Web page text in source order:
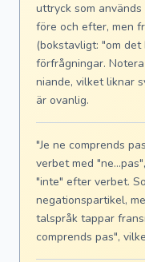
uttryck som
före och efter, men
(bokstavligt: "om
förfrågningar.
niande, vilket liknar
är ovanlig.
"Je ne comprends
verbet med
"inte" efter verbet.
negationspartikel,
talspråk tappar
comprends pas",